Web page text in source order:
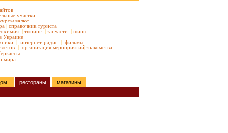
участки
курсы валют
| справочник туриста
| тюнинг | запчасти | шины
Украине
| интернет-радио | фильмы
| организация мероприятий| знакомства
мира
рестораны
магазины